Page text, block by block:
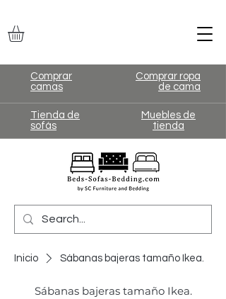
Comprar
camas
Comprar ropa
de cama
Tienda de
sofás
Muebles de
tienda
Inicio Sábanas bajeras tamaño Ikea.
Sábanas bajeras tamaño Ikea.